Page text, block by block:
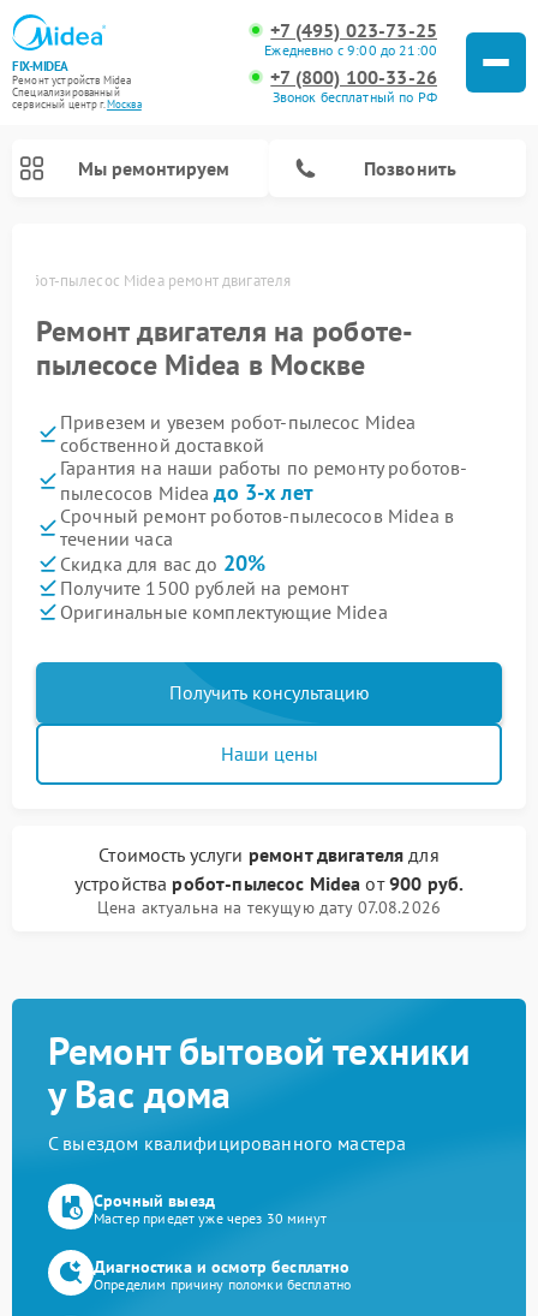
FIX-MIDEA
Ремонт устройств Midea
Специализированный
cервисный центр г.Москва
+7 (495) 023-73-25
Ежедневно с 9:00 до 21:00
+7 (800) 100-33-26
Звонок бесплатный по РФ
Мы ремонтируем Позвонить
Робот-пылесос Midea ремонт двигателя
Ремонт двигателя на роботе-
пылесосе Midea в Москве
Привезем и увезем робот-пылесос Midea
собственной доставкой
Гарантия на наши работы по ремонту роботов-
пылесосов Mideaдо 3-х лет
Срочный ремонт роботов-пылесосов Midea в
течении часа
Скидка для вас до 20%
Получите 1500 рублей на ремонт
Оригинальные комплектующие Midea
Получить консультацию
Наши цены
Стоимость услуги ремонт двигателя для
устройства робот-пылесос Midea от900 руб.
Цена актуальна на текущую дату 07.08.2026
Ремонт бытовой техники
у Вас дома
С выездом квалифицированного мастера
Срочный выезд
Мастер приедет уже через 30 минут
Диагностика и осмотр бесплатно
Определим причину поломки бесплатно